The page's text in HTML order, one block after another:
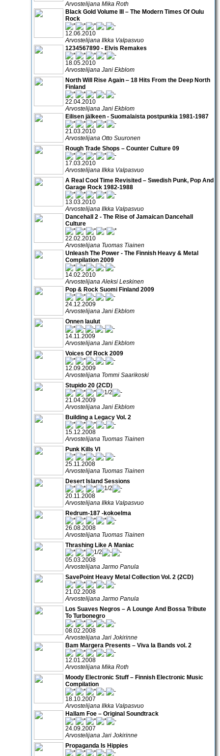
Arvostelijana Mika Roth
Black Gold Volume III – The Modern Times Of Oulu
Rock
12.06.2010
Arvostelijana Ilkka Valpasvuo
1234567890 - Elvis Remakes
18.05.2010
Arvostelijana Jani Ekblom
North Will Rise Again ‒ 18 Hits From the Deep North
Finland
22.04.2010
Arvostelijana Jani Ekblom
Eilisen jälkeen - Suomalaista postpunkia 1981-1987
21.03.2010
Arvostelijana Otto Suuronen
Rough Trade Shops – Counter Culture 09
17.03.2010
Arvostelijana Ilkka Valpasvuo
A Real Cool Time Revisited – Swedish Punk, Pop And
Garage Rock 1982-1988
13.03.2010
Arvostelijana Ilkka Valpasvuo
Dancehall 2 - The Rise of Jamaican Dancehall
Culture
22.02.2010
Arvostelijana Tuomas Tiainen
Unleash The Power - The Finnish Heavy & Metal
Compilation 2009
14.02.2010
Arvostelijana Aleksi Leskinen
Pop & Rock Suomi Finland 2009
24.12.2009
Arvostelijana Jani Ekblom
Onnen laulut
14.11.2009
Arvostelijana Jani Ekblom
Voices Of Rock 2009
12.09.2009
Arvostelijana Tommi Saarikoski
Stupido 20 (2CD)
21.04.2009
Arvostelijana Jani Ekblom
Building a Legacy Vol. 2
15.12.2008
Arvostelijana Tuomas Tiainen
Punk Kills VI
25.11.2008
Arvostelijana Tuomas Tiainen
Desert Island Sessions
20.11.2008
Arvostelijana Ilkka Valpasvuo
Redrum-187 -kokoelma
26.08.2008
Arvostelijana Tuomas Tiainen
Thrashing Like A Maniac
05.03.2008
Arvostelijana Jarmo Panula
SavePoint Heavy Metal Collection Vol. 2 (2CD)
21.02.2008
Arvostelijana Jarmo Panula
Los Suaves Negros – A Lounge And Bossa Tribute
To Turbonegro
08.02.2008
Arvostelijana Jari Jokirinne
Bam Margera Presents – Viva la Bands vol. 2
12.01.2008
Arvostelijana Mika Roth
Moody Electronic Stuff – Finnish Electronic Music
Compilation
18.10.2007
Arvostelijana Ilkka Valpasvuo
Hallam Foe – Original Soundtrack
24.09.2007
Arvostelijana Jari Jokirinne
Propaganda Is Hippies